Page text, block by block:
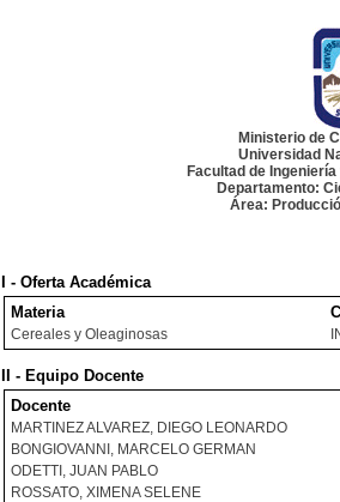
Ministerio de
Universidad
Facultad de
Departamento:
Área:
I - Oferta Académica
Materia
Cereales y Oleaginosas
II - Equipo Docente
Docente
MARTINEZ ALVAREZ, DIEGO LEONARDO
BONGIOVANNI, MARCELO GERMAN
ODETTI, JUAN PABLO
ROSSATO, XIMENA SELENE